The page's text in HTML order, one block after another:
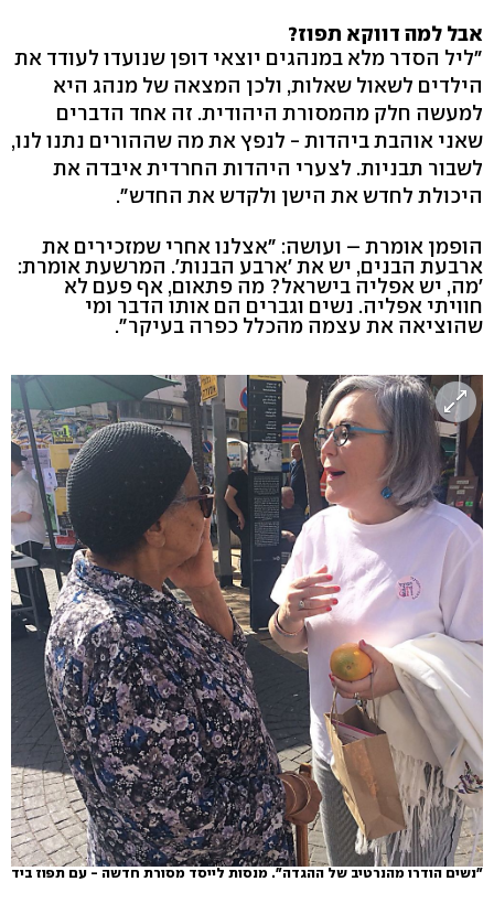
אבל למה דווקא תפוז?
"ליל הסדר מלא במנהגים יוצאי דופן שנועדו לעודד את
הילדים לשאול שאלות, ולכן המצאה של מנהג היא
למעשה חלק מהמסורת היהודית. זה אחד הדברים
שאני אוהבת ביהדות - לנפץ את מה שההורים נתנו לנו,
לשבור תבניות. לצערי היהדות החרדית איבדה את
היכולת לחדש את הישן ולקדש את החדש".
הופמן אומרת – ועושה: "אצלנו אחרי שמזכירים את
ארבעת הבנים, יש את 'ארבע הבנות'. המרשעת אומרת:
'מה, יש אפליה בישראל? מה פתאום, אף פעם לא
חוויתי אפליה. נשים וגברים הם אותו הדבר ומי
שהוציאה את עצמה מהכלל כפרה בעיקר".
"נשים הודרו מהנרטיב של ההגדה". מנסות לייסד מסורת חדשה - עם תפוז ביד